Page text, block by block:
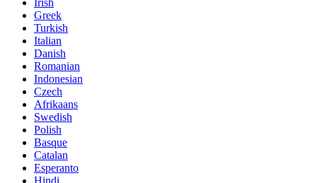
Greek
Turkish
Italian
Danish
Romanian
Indonesian
Czech
Afrikaans
Swedish
Polish
Basque
Catalan
Esperanto
Hindi